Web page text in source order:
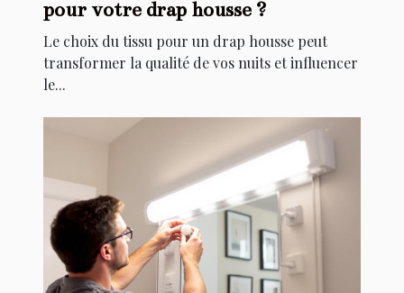
pour votre drap housse ?
Le choix du tissu pour un drap housse peut
transformer la qualité de vos nuits et influencer
le...